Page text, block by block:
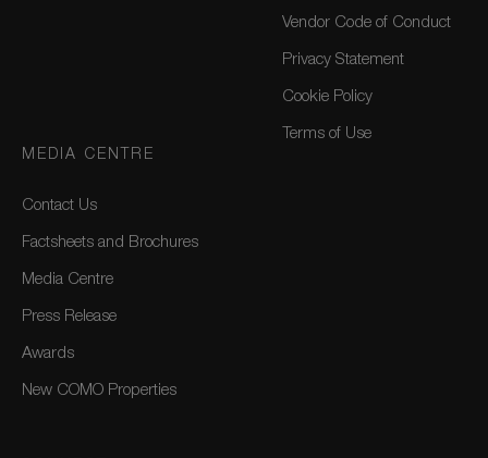
Vendor Code of Conduct
Privacy Statement
Cookie Policy
Terms of Use
MEDIA CENTRE
Contact Us
Factsheets and Brochures
Media Centre
Press Release
Awards
New COMO Properties